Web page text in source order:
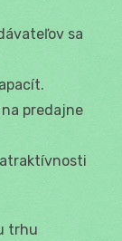
sa
predajne
trhu